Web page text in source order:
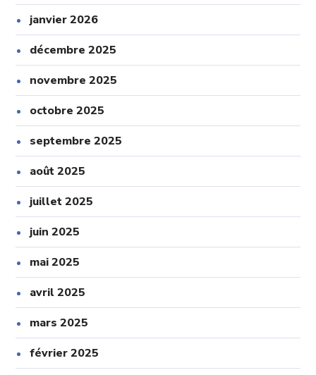
janvier 2026
décembre 2025
novembre 2025
octobre 2025
septembre 2025
août 2025
juillet 2025
juin 2025
mai 2025
avril 2025
mars 2025
février 2025